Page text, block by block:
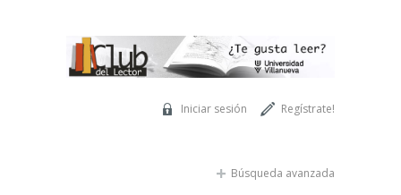
Regístrate!
Iniciar sesión
Búsqueda avanzada